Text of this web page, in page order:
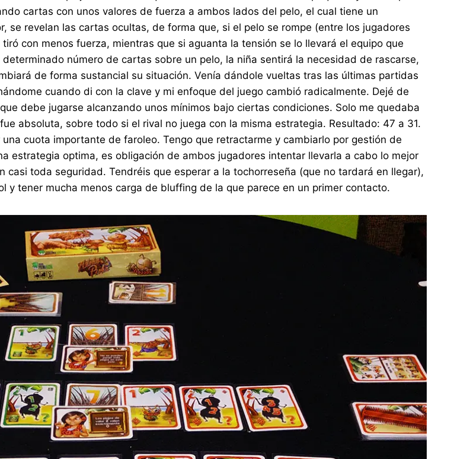
cartas con unos valores de fuerza a ambos lados del pelo, el cual tiene un
se revelan las cartas ocultas, de forma que, si el pelo se rompe (entre los jugadores
con menos fuerza, mientras que si aguanta la tensión se lo llevará el equipo que
número de cartas sobre un pelo, la niña sentirá la necesidad de rascarse,
de forma sustancial su situación. Venía dándole vueltas tras las últimas partidas
cuando di con la clave y mi enfoque del juego cambió radicalmente. Dejé de
debe jugarse alcanzando unos mínimos bajo ciertas condiciones. Solo me quedaba
absoluta, sobre todo si el rival no juega con la misma estrategia. Resultado: 47 a 31.
cuota importante de faroleo. Tengo que retractarme y cambiarlo por gestión de
estrategia optima, es obligación de ambos jugadores intentar llevarla a cabo lo mejor
toda seguridad. Tendréis que esperar a la tochorreseña (que no tardará en llegar),
y tener mucha menos carga de bluffing de la que parece en un primer contacto.